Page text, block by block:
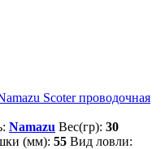
Scoter проводочная
Namazu Вес(гр): 30
(мм): 55 Вид ловли: